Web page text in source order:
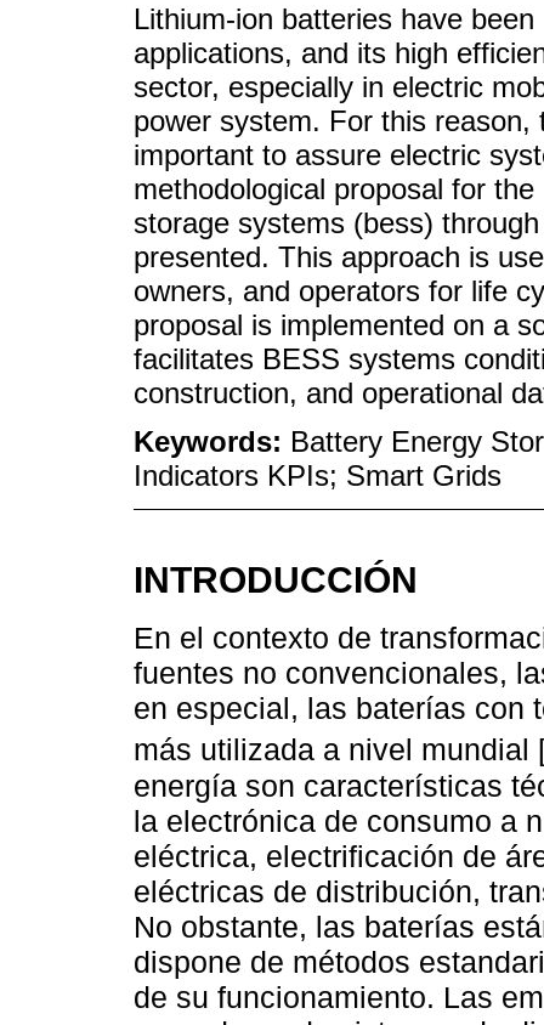
Lithium-ion batteries have
applications, and its high
sector, especially in electric
power system. For this
important to assure electric
methodological proposal for
storage systems (bess)
presented. This approach is
owners, and operators for life
proposal is implemented on a
facilitates BESS systems
construction, and operational
Keywords: Battery Energy
Indicators KPIs; Smart Grids
INTRODUCCIÓN
En el contexto de
fuentes no convencionales,
en especial, las baterías con
más utilizada a nivel mundial
energía son características
la electrónica de consumo a
eléctrica, electrificación de
eléctricas de distribución,
No obstante, las baterías
dispone de métodos
de su funcionamiento. Las